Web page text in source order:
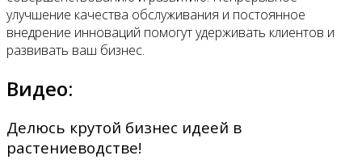
улучшение качества обслуживания и постоянное
внедрение инноваций помогут удерживать клиентов и
развивать ваш бизнес.
Видео:
Делюсь крутой бизнес идеей в
растениеводстве!